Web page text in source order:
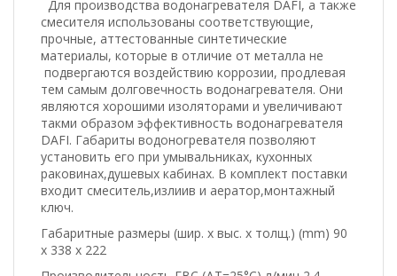
Для производства водонагревателя DAFI, а также
смесителя использованы соответствующие,
прочные, аттестованные синтетические
материалы, которые в отличие от металла не
подвергаются воздействию коррозии, продлевая
тем самым долговечность водонагревателя. Они
являются хорошими изоляторами и увеличивают
такми образом эффективность водонагревателя
DAFI. Габариты водоногревателя позволяют
установить его при умывальниках, кухонных
раковинах,душевых кабинах. В комплект поставки
входит смеситель,излиив и аератор,монтажный
ключ.
Габаритные размеры (шир. x выс. x толщ.) (mm) 90
x 338 x 222